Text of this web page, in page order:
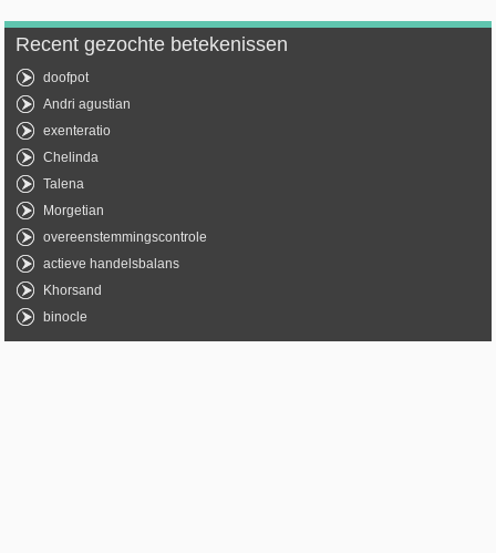
Recent gezochte betekenissen
doofpot
Andri agustian
exenteratio
Chelinda
Talena
Morgetian
overeenstemmingscontrole
actieve handelsbalans
Khorsand
binocle